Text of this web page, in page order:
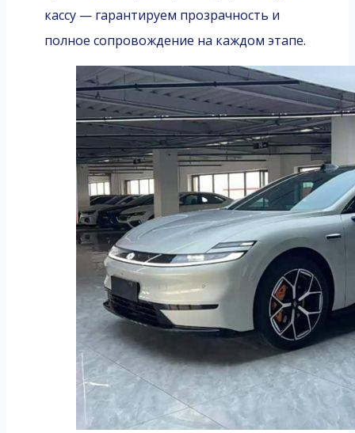
кассу — гарантируем прозрачность и
полное сопровождение на каждом этапе.